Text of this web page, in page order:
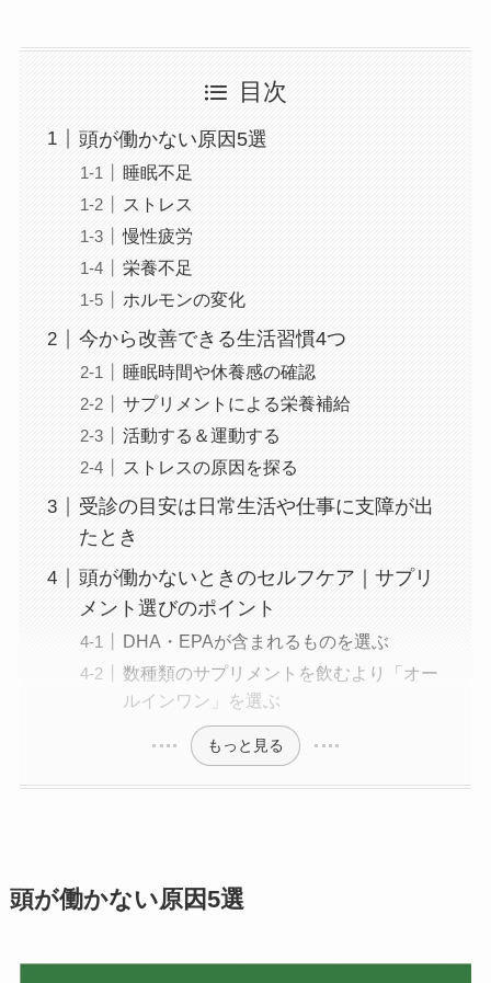
目次
頭が働かない原因5選
睡眠不足
ストレス
慢性疲労
栄養不足
ホルモンの変化
今から改善できる生活習慣4つ
睡眠時間や休養感の確認
サプリメントによる栄養補給
活動する＆運動する
ストレスの原因を探る
受診の目安は日常生活や仕事に支障が出
たとき
頭が働かないときのセルフケア｜サプリ
メント選びのポイント
DHA・EPAが含まれるものを選ぶ
数種類のサプリメントを飲むより「オー
ルインワン」を選ぶ
もっと見る
頭が働かない原因5選